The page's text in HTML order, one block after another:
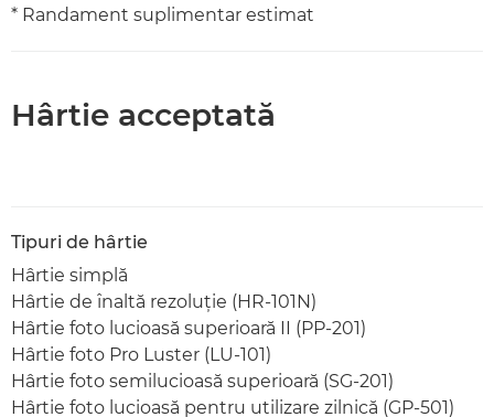
* Randament suplimentar estimat
Hârtie acceptată
Tipuri de hârtie
Hârtie simplă
Hârtie de înaltă rezoluţie (HR-101N)
Hârtie foto lucioasă superioară II (PP-201)
Hârtie foto Pro Luster (LU-101)
Hârtie foto semilucioasă superioară (SG-201)
Hârtie foto lucioasă pentru utilizare zilnică (GP-501)